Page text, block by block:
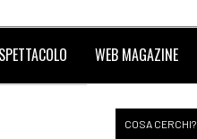
WEB MAGAZINE
COSA CERCHI?